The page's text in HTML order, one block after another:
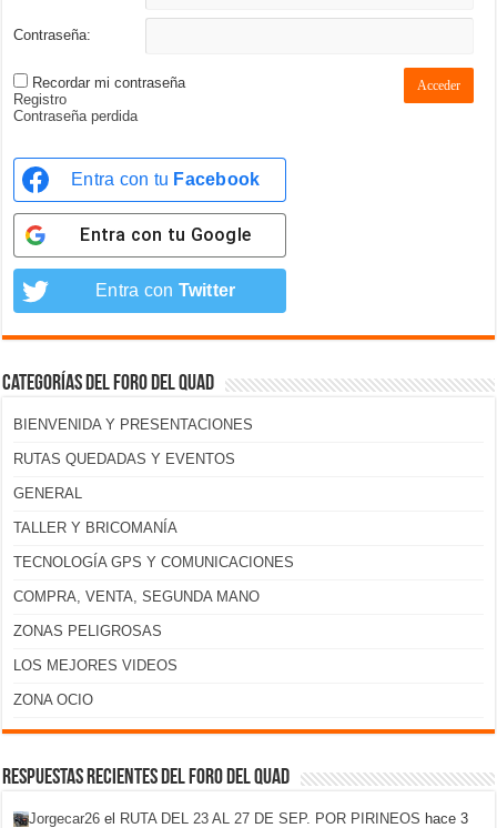
Contraseña:
Recordar mi contraseña Acceder
Registro
Contraseña perdida
Entra con tu Facebook
Entra con tu Google
Entra con Twitter
Categorías del foro del Quad
BIENVENIDA Y PRESENTACIONES
RUTAS QUEDADAS Y EVENTOS
GENERAL
TALLER Y BRICOMANÍA
TECNOLOGÍA GPS Y COMUNICACIONES
COMPRA, VENTA, SEGUNDA MANO
ZONAS PELIGROSAS
LOS MEJORES VIDEOS
ZONA OCIO
Respuestas recientes del foro del Quad
Jorgecar26 el RUTA DEL 23 AL 27 DE SEP. POR PIRINEOS hace 3